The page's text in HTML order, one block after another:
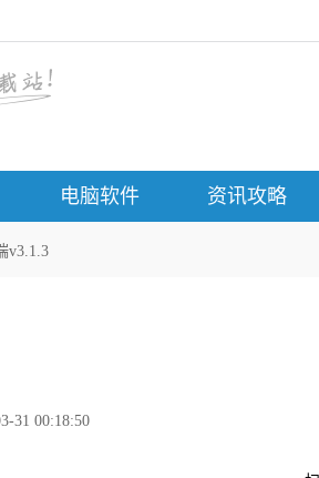
电脑软件 资讯攻略
v3.1.3
31 00:18:50